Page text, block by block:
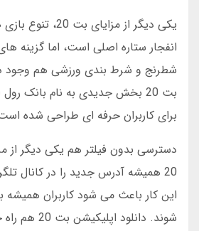
یکی دیگر از مزایای
انفجار ستاره اصلی است، اما گزینه
بت 20 بخش جدیدی به نام بانک
برای کاربران حرفه ای طراحی شده
دسترسی بدون فیلتر هم یکی دیگر از
20 همیشه آدرس جدید را در کانال
این کار باعث می شود کاربران همیشه
شوند. دانلود